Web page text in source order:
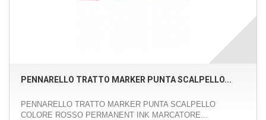
PENNARELLO TRATTO MARKER PUNTA SCALPELLO...
PENNARELLO TRATTO MARKER PUNTA SCALPELLO
COLORE ROSSO PERMANENT INK MARCATORE...